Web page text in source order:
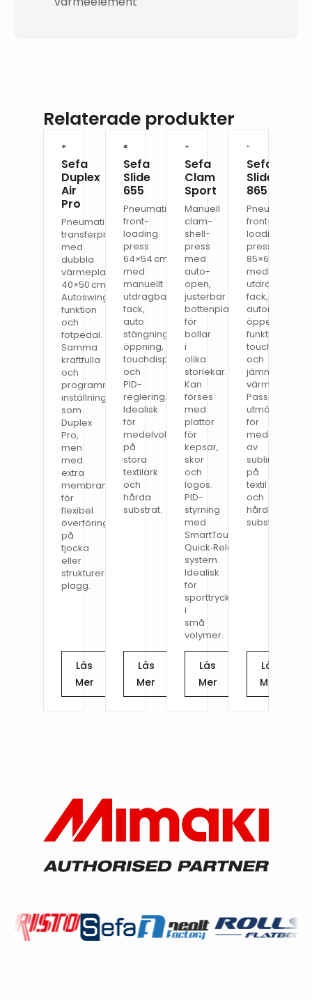
Relaterade produkter
Sefa
Duplex
Air
Pro
Pneumatisk
transferpress
med
dubbla
värmeplattor
40×50 cm.
Autoswing-
funktion
och
fotpedal.
Samma
kraftfulla
och
programmerbara
inställningar
som
Duplex
Pro,
men
med
extra
membranplatta
för
flexibel
överföring
på
tjocka
eller
strukturerade
plagg.
Läs
Mer
Sefa
Slide
655
Pneumatisk
front-
loading
press
64×54 cm
med
manuellt
utdragbart
fack,
auto
stängning/
öppning,
touchdisplay
och
PID-
reglering.
Idealisk
för
medelvolymer
på
stora
textilark
och
hårda
substrat.
Läs
Mer
Sefa
Clam
Sport
Manuell
clam-
shell-
press
med
auto-
open,
justerbar
bottenplatta
för
bollar
i
olika
storlekar.
Kan
förses
med
plattor
för
kepsar,
skor
och
logos.
PID-
styrning
med
SmartTouch®,
Quick‑Release-
system.
Idealisk
för
sporttryck
i
små
volymer.
Läs
Mer
Sefa
Slide
865
Pneumatisk
front-
loading
press
85×65 cm
med
utdragbart
fack,
automatisk
öppen/stäng-
funktion,
touchscreen
och
jämn
Passar
utmärkt
för
av
sublimering
på
textil
och
hårda
substrat.
Läs
Mer